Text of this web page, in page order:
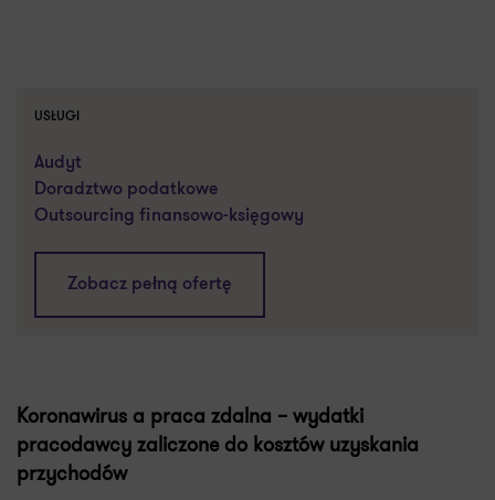
USŁUGI
Audyt
Doradztwo podatkowe
Outsourcing finansowo-księgowy
Zobacz pełną ofertę
Koronawirus a praca zdalna – wydatki
pracodawcy zaliczone do kosztów uzyskania
przychodów